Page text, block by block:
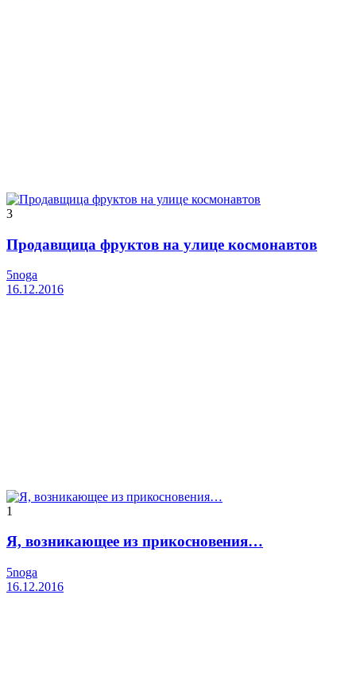
3
Продавщица фруктов на улице космонавтов
5noga
16.12.2016
1
Я, возникающее из прикосновения…
5noga
16.12.2016